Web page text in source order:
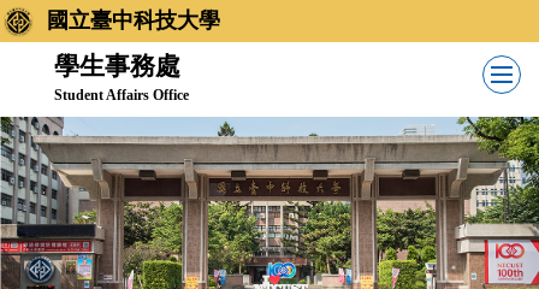
跳
到
內
容
區
國立臺中科技大學
學生事務處
Student Affairs Office